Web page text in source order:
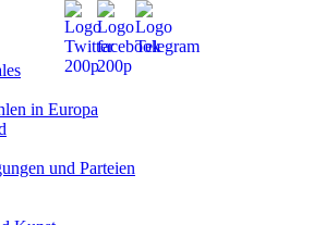
in Europa
und Parteien